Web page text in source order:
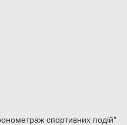
спортивних подій"